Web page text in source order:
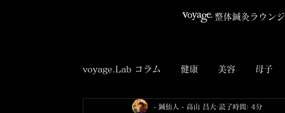
整体鍼灸ラウンジ
voyage.Lab コラム 健康 美容 母子
アニメ 小説
- 鍼仙人 - 高山 昌大 読了時間: 4分